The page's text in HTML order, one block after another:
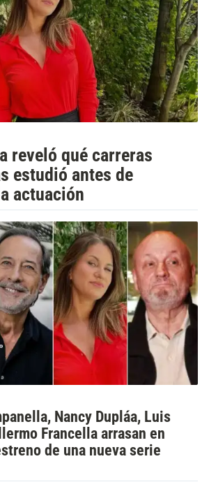
reveló qué carreras
estudió antes de
actuación
Nancy Dupláa, Luis
Francella arrasan en
de una nueva serie